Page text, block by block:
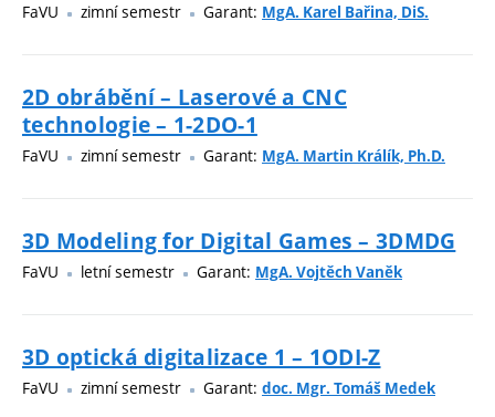
FaVU zimní semestr Garant: MgA. Karel Bařina, DiS.
2D obrábění – Laserové a CNC
technologie – 1-2DO-1
FaVU zimní semestr Garant: MgA. Martin Králík, Ph.D.
3D Modeling for Digital Games – 3DMDG
FaVU letní semestr Garant: MgA. Vojtěch Vaněk
3D optická digitalizace 1 – 1ODI-Z
FaVU zimní semestr Garant: doc. Mgr. Tomáš Medek